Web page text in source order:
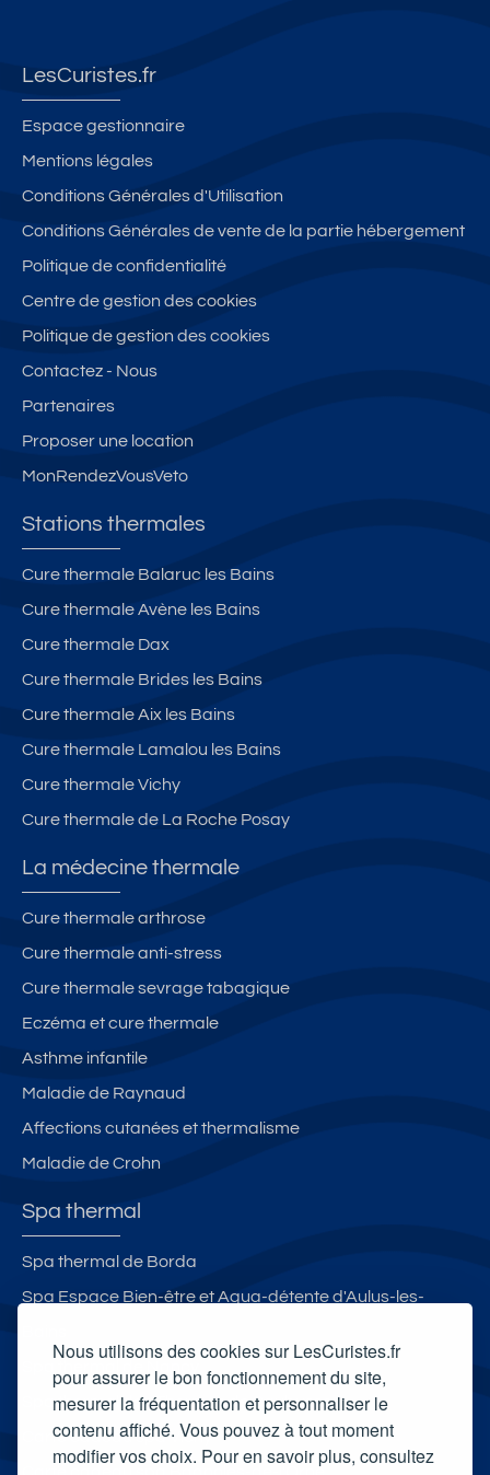
Nous utilisons des cookies sur LesCuristes.fr
pour assurer le bon fonctionnement du site,
mesurer la fréquentation et personnaliser le
contenu affiché. Vous pouvez à tout moment
modifier vos choix. Pour en savoir plus, consultez
LesCuristes.fr
Espace gestionnaire
Mentions légales
Conditions Générales d'Utilisation
Conditions Générales de vente de la partie hébergement
Politique de confidentialité
Centre de gestion des cookies
Politique de gestion des cookies
Contactez - Nous
Partenaires
Proposer une location
MonRendezVousVeto
Stations thermales
Cure thermale Balaruc les Bains
Cure thermale Avène les Bains
Cure thermale Dax
Cure thermale Brides les Bains
Cure thermale Aix les Bains
Cure thermale Lamalou les Bains
Cure thermale Vichy
Cure thermale de La Roche Posay
La médecine thermale
Cure thermale arthrose
Cure thermale anti-stress
Cure thermale sevrage tabagique
Eczéma et cure thermale
Asthme infantile
Maladie de Raynaud
Affections cutanées et thermalisme
Maladie de Crohn
Spa thermal
Spa thermal de Borda
Spa Espace Bien-être et Aqua-détente d'Aulus-les-
Spa thermal de Nancy
Spa thermal des Thermes de Saubusse
Carte cadeau spa Vichy